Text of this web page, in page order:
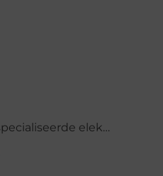
In maarssen een gespecialiseerde elektricien vinden